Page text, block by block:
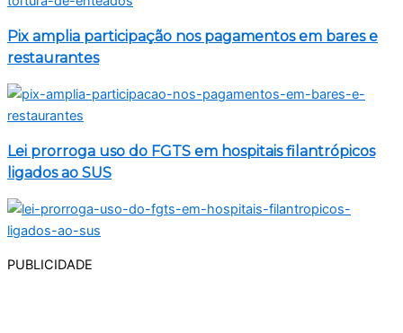
Pix amplia participação nos pagamentos em bares e
restaurantes
Lei prorroga uso do FGTS em hospitais filantrópicos
ligados ao SUS
PUBLICIDADE